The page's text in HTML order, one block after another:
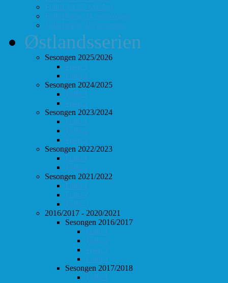
FolloLyn 22. oktober
FolloHurtig 24. september
FolloHurtig 10. desember
Østlandsserien
Sesongen 2025/2026
Follo 1
Follo 2
Sesongen 2024/2025
Follo 1
Follo 2
Sesongen 2023/2024
Follo 1
Follo 2
Follo 3
Sesongen 2022/2023
Follo 1
Follo 2
Sesongen 2021/2022
Follo 1
Follo 2
Follo 3
2016/2017 - 2020/2021
Sesongen 2016/2017
Follo 1
Follo 2
Follo 3
Follo 4
Sesongen 2017/2018
Follo 1